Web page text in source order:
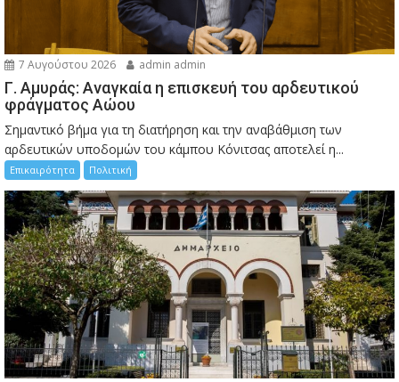
7 Αυγούστου 2026 admin admin
Γ. Αμυράς: Αναγκαία η επισκευή του αρδευτικού
φράγματος Αώου
Σημαντικό βήμα για τη διατήρηση και την αναβάθμιση των
αρδευτικών υποδομών του κάμπου Κόνιτσας αποτελεί η...
Επικαιρότητα Πολιτική